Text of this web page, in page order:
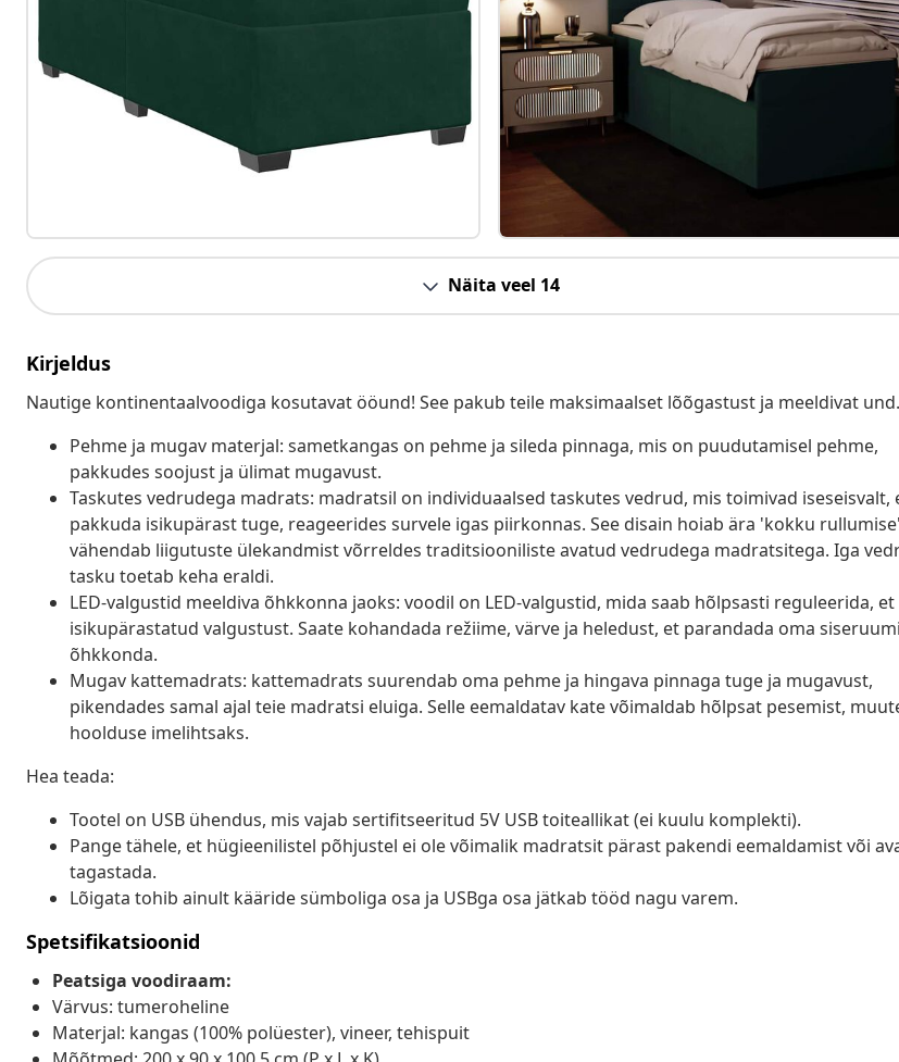
Näita veel 14
Kirjeldus
Nautige kontinentaalvoodiga kosutavat ööund! See pakub teile maksimaalset lõõgastust ja meeldivat und.
Pehme ja mugav materjal: sametkangas on pehme ja sileda pinnaga, mis on puudutamisel pehme,
pakkudes soojust ja ülimat mugavust.
Taskutes vedrudega madrats: madratsil on individuaalsed taskutes vedrud, mis toimivad iseseisvalt,
pakkuda isikupärast tuge, reageerides survele igas piirkonnas. See disain hoiab ära 'kokku
vähendab liigutuste ülekandmist võrreldes traditsiooniliste avatud vedrudega madratsitega. Iga
tasku toetab keha eraldi.
LED-valgustid meeldiva õhkkonna jaoks: voodil on LED-valgustid, mida saab hõlpsasti reguleerida, et
isikupärastatud valgustust. Saate kohandada režiime, värve ja heledust, et parandada oma siseruumi
õhkkonda.
Mugav kattemadrats: kattemadrats suurendab oma pehme ja hingava pinnaga tuge ja mugavust,
pikendades samal ajal teie madratsi eluiga. Selle eemaldatav kate võimaldab hõlpsat pesemist,
hoolduse imelihtsaks.
Hea teada:
Tootel on USB ühendus, mis vajab sertifitseeritud 5V USB toiteallikat (ei kuulu komplekti).
Pange tähele, et hügieenilistel põhjustel ei ole võimalik madratsit pärast pakendi eemaldamist või
tagastada.
Lõigata tohib ainult kääride sümboliga osa ja USBga osa jätkab tööd nagu varem.
Spetsifikatsioonid
Peatsiga voodiraam:
Värvus: tumeroheline
Materjal: kangas (100% polüester), vineer, tehispuit